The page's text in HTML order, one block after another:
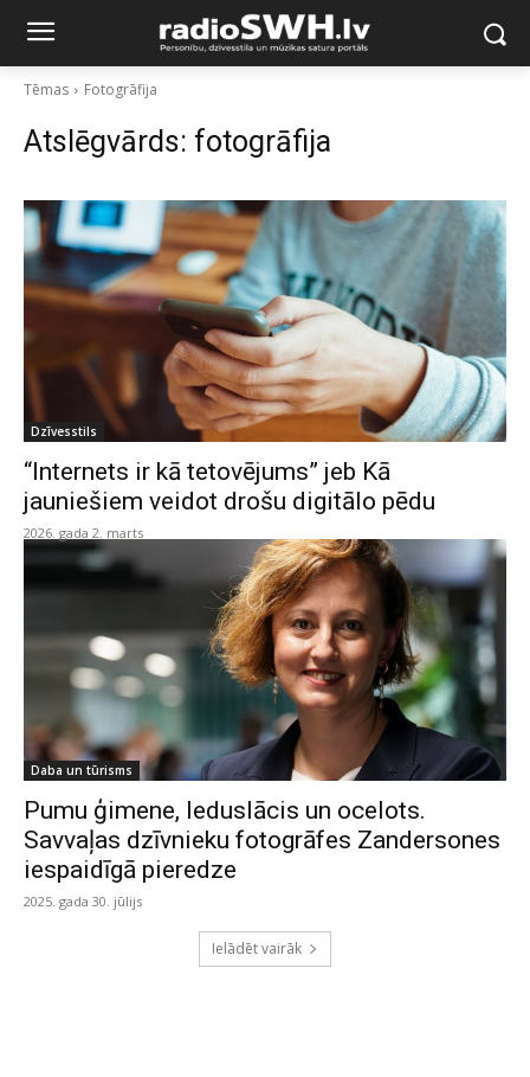
Tēmas Fotogrāfija
Atslēgvārds: fotogrāfija
Dzīvesstils
“Internets ir kā tetovējums” jeb Kā
jauniešiem veidot drošu digitālo pēdu
2026. gada 2. marts
Daba un tūrisms
Pumu ģimene, leduslācis un ocelots.
Savvaļas dzīvnieku fotogrāfes Zandersones
iespaidīgā pieredze
2025. gada 30. jūlijs
Ielādēt vairāk